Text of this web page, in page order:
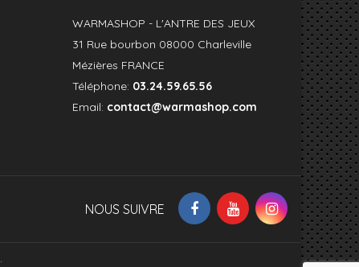
WARMASHOP - L'ANTRE DES JEUX
31 Rue bourbon 08000 Charleville
Mézières FRANCE
Téléphone: 03.24.59.65.56
Email: contact@warmashop.com
NOUS SUIVRE